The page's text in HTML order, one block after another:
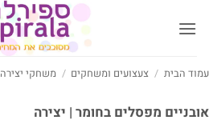
לתוכן
עמוד הבית / צעצועים ומשחקים / משחקי יצירה
אובניים מפסלים בחומר | יצירה